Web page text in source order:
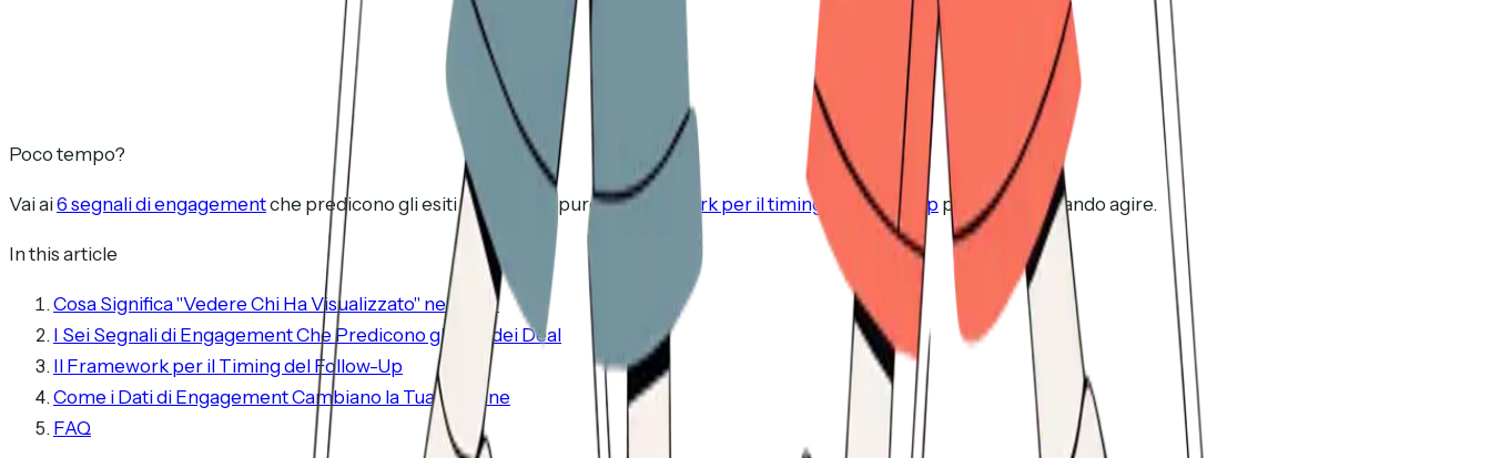
Poco tempo?
Vai ai6 segnali di engagementche predicono gli esiti dei deal, oppure alframework per il timing del follow-up per sapere quando agire.
In this article
Cosa Significa "Vedere Chi Ha Visualizzato" nel 2026
I Sei Segnali di Engagement Che Predicono gli Esiti dei Deal
Il Framework per il Timing del Follow-Up
Come i Dati di Engagement Cambiano la Tua Pipeline
FAQ